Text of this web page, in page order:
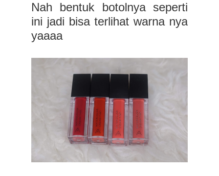
Nah bentuk botolnya seperti
ini jadi bisa terlihat warna nya
yaaaa